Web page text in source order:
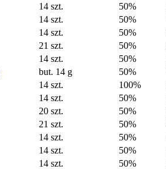
14 szt. 50%
14 szt. 50%
14 szt. 50%
21 szt. 50%
14 szt. 50%
but. 14 g 50%
14 szt. 100%
14 szt. 50%
20 szt. 50%
21 szt. 50%
14 szt. 50%
14 szt. 50%
14 szt. 50%